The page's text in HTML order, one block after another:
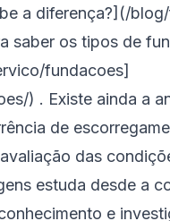
a diferença?](/
os tipos de
fundacoes]
) . Existe ainda a
de
das
estuda desde a
e